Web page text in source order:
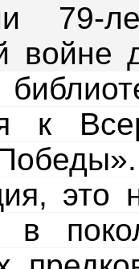
79-
войне
к
это
в